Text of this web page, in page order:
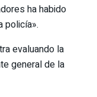
ha habido
policía».
evaluando la
general de la